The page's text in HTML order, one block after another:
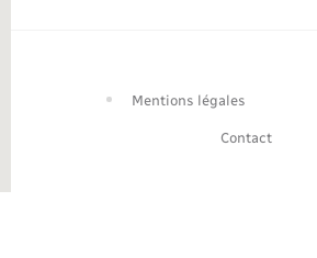
Mentions légales
Contact